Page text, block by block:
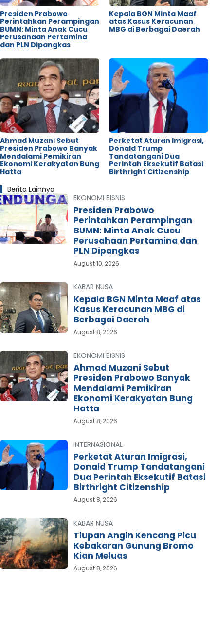
Presiden Prabowo
Perintahkan Perampingan
BUMN: Minta Anak Cucu
Perusahaan Pertamina
dan PLN Dipangkas
Kepala BGN Minta Maaf
atas Kasus Keracunan
MBG di Berbagai Daerah
Ahmad Muzani Sebut
Presiden Prabowo Banyak
Mendalami Pemikiran
Ekonomi Kerakyatan Bung
Hatta
Perketat Aturan Imigrasi,
Donald Trump
Tandatangani Dua
Perintah Eksekutif Batasi
Birthright Citizenship
Berita Lainnya
EKONOMI BISNIS
Presiden Prabowo
Perintahkan Perampingan
BUMN: Minta Anak Cucu
Perusahaan Pertamina dan
PLN Dipangkas
August 10, 2026
KABAR NUSA
Kepala BGN Minta Maaf atas
Kasus Keracunan MBG di
Berbagai Daerah
August 8, 2026
EKONOMI BISNIS
Ahmad Muzani Sebut
Presiden Prabowo Banyak
Mendalami Pemikiran
Ekonomi Kerakyatan Bung
Hatta
August 8, 2026
INTERNASIONAL
Perketat Aturan Imigrasi,
Donald Trump Tandatangani
Dua Perintah Eksekutif Batasi
Birthright Citizenship
August 8, 2026
KABAR NUSA
Tiupan Angin Kencang Picu
Kebakaran Gunung Bromo
Kian Meluas
August 8, 2026